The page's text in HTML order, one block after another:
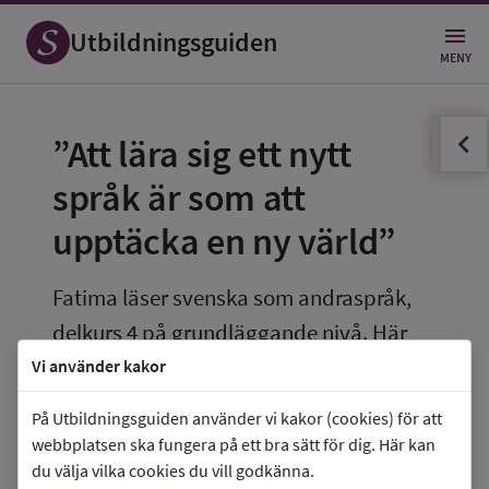
Vi använder kakor
På Utbildningsguiden använder vi kakor (cookies) för att
webbplatsen ska fungera på ett bra sätt för dig. Här kan
du välja vilka cookies du vill godkänna.
Utbildningsguiden MENY
Öppna
”Att lära sig ett nytt
språk är som att
upptäcka en ny värld”
Fatima läser svenska som andraspråk,
delkurs 4 på grundläggande nivå. Här
berättar hon om hur hon upplever sin
något annat.